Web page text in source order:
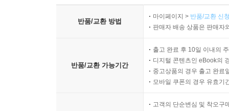
반품/교환 방법
마이페이지 > 반품/교환 신
판매자 배송 상품은 판매자
반품/교환 가능기간
출고 완료 후 10일 이내의
디지털 콘텐츠인 eBook의
중고상품의 경우 출고 완료
모바일 쿠폰의 경우 유효기
고객의 단순변심 및 착오구